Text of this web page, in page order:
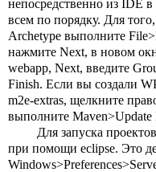
непосредственно из IDE
всем по порядку. Для
Archetype выполните
нажмите Next, в новом
webapp, Next, введите
Finish. Если вы создали
m2e-extras, щелкните
выполните Maven>Update
Для запуска
при помощи eclipse. Это